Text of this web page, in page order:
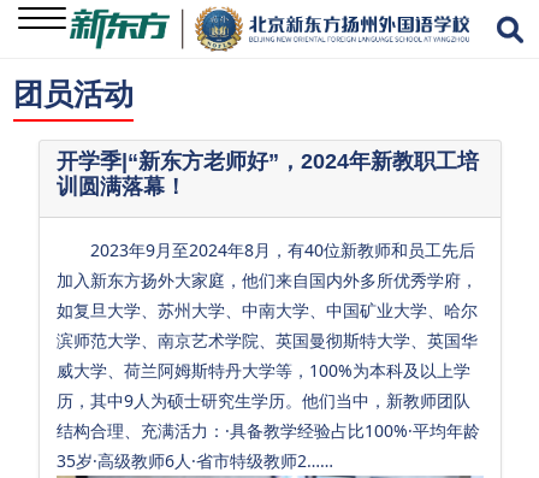
关
于
我
们
学
校
资
讯
学
生
团员活动
开学季|“新东方老师好”，2024年新教职工培
训圆满落幕！
2023年9月至2024年8月，有40位新教师和员工先后
加入新东方扬外大家庭，他们来自国内外多所优秀学府，
如复旦大学、苏州大学、中南大学、中国矿业大学、哈尔
滨师范大学、南京艺术学院、英国曼彻斯特大学、英国华
威大学、荷兰阿姆斯特丹大学等，100%为本科及以上学
历，其中9人为硕士研究生学历。他们当中，新教师团队
结构合理、充满活力：·具备教学经验占比100%·平均年龄
35岁·高级教师6人·省市特级教师2……